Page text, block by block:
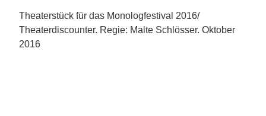
Theaterstück für das Monologfestival 2016/
Theaterdiscounter. Regie: Malte Schlösser. Oktober
2016